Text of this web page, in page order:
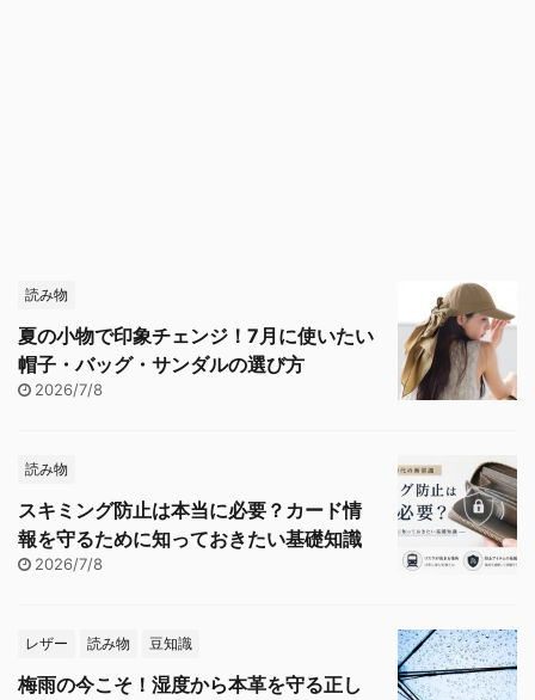
読み物
夏の小物で印象チェンジ！7月に使いたい
帽子・バッグ・サンダルの選び方
2026/7/8
読み物
スキミング防止は本当に必要？カード情
報を守るために知っておきたい基礎知識
2026/7/8
レザー 読み物 豆知識
梅雨の今こそ！湿度から本革を守る正し